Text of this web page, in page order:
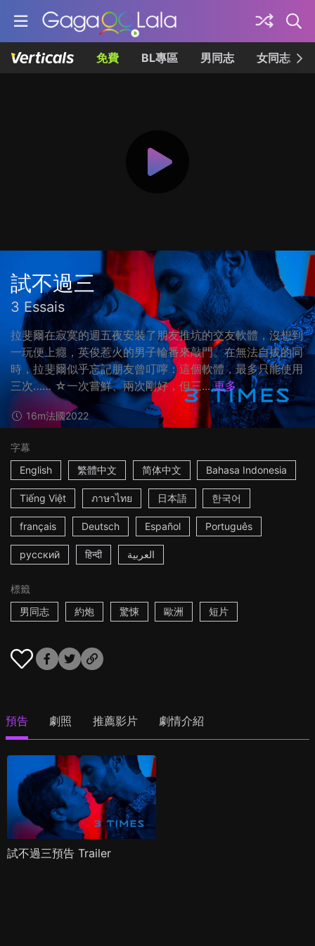
免費 BL專區 男同志 女同志
試不過三
3 Essais
拉斐爾在寂寞的週五夜安裝了朋友推坑的交友軟體，沒想到
一玩便上癮，英俊惹火的男子輪番來敲門。在無法自拔的同
時，拉斐爾似乎忘記朋友曾叮嚀：這個軟體，最多只能使用
三次…… ☆一次嘗鮮、兩次剛好，但三... 更多
16m法國2022
字幕
English
繁體中文 简体中文 Bahasa Indonesia
Tiếng Việt ภาษาไทย 日本語 한국어
français Deutsch Español Português
русский हिन्दी العربية
標籤
男同志
約炮 驚悚 歐洲 短片
預告 劇照 推薦影片 劇情介紹
試不過三預告 Trailer